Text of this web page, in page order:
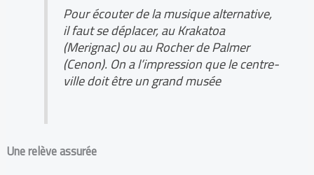
Pour écouter de la musique alternative,
il faut se déplacer, au Krakatoa
(Merignac) ou au Rocher de Palmer
(Cenon). On a l’impression que le centre-
ville doit être un grand musée
Une relève assurée